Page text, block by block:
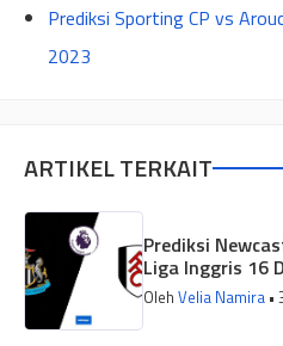
Prediksi Sporting CP vs
2023
ARTIKEL TERKAIT
Prediksi
Liga Inggris 16
Oleh Velia Namira •